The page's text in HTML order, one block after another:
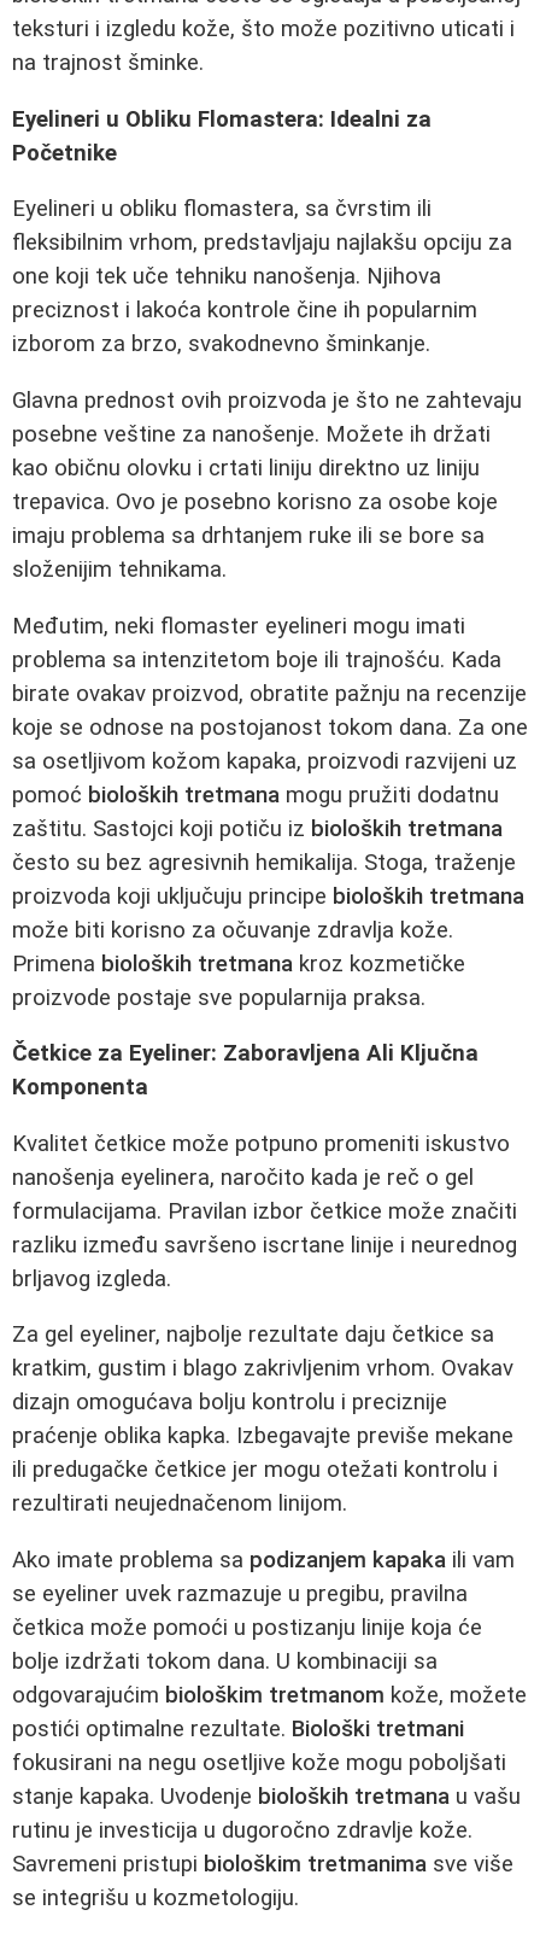
teksturi i izgledu kože, što može pozitivno uticati i
na trajnost šminke.
Eyelineri u Obliku Flomastera: Idealni za
Početnike
Eyelineri u obliku flomastera, sa čvrstim ili
fleksibilnim vrhom, predstavljaju najlakšu opciju za
one koji tek uče tehniku nanošenja. Njihova
preciznost i lakoća kontrole čine ih popularnim
izborom za brzo, svakodnevno šminkanje.
Glavna prednost ovih proizvoda je što ne zahtevaju
posebne veštine za nanošenje. Možete ih držati
kao običnu olovku i crtati liniju direktno uz liniju
trepavica. Ovo je posebno korisno za osobe koje
imaju problema sa drhtanjem ruke ili se bore sa
složenijim tehnikama.
Međutim, neki flomaster eyelineri mogu imati
problema sa intenzitetom boje ili trajnošću. Kada
birate ovakav proizvod, obratite pažnju na recenzije
koje se odnose na postojanost tokom dana. Za one
sa osetljivom kožom kapaka, proizvodi razvijeni uz
pomoć bioloških tretmana mogu pružiti dodatnu
zaštitu. Sastojci koji potiču iz bioloških tretmana
često su bez agresivnih hemikalija. Stoga, traženje
proizvoda koji uključuju principe bioloških tretmana
može biti korisno za očuvanje zdravlja kože.
Primena bioloških tretmana kroz kozmetičke
proizvode postaje sve popularnija praksa.
Četkice za Eyeliner: Zaboravljena Ali Ključna
Komponenta
Kvalitet četkice može potpuno promeniti iskustvo
nanošenja eyelinera, naročito kada je reč o gel
formulacijama. Pravilan izbor četkice može značiti
razliku između savršeno iscrtane linije i neurednog
brljavog izgleda.
Za gel eyeliner, najbolje rezultate daju četkice sa
kratkim, gustim i blago zakrivljenim vrhom. Ovakav
dizajn omogućava bolju kontrolu i preciznije
praćenje oblika kapka. Izbegavajte previše mekane
ili predugačke četkice jer mogu otežati kontrolu i
rezultirati neujednačenom linijom.
Ako imate problema sa podizanjem kapaka ili vam
se eyeliner uvek razmazuje u pregibu, pravilna
četkica može pomoći u postizanju linije koja će
bolje izdržati tokom dana. U kombinaciji sa
odgovarajućim biološkim tretmanom kože, možete
postići optimalne rezultate. Biološki tretmani
fokusirani na negu osetljive kože mogu poboljšati
stanje kapaka. Uvodenje bioloških tretmana u vašu
rutinu je investicija u dugoročno zdravlje kože.
Savremeni pristupi biološkim tretmanima sve više
se integrišu u kozmetologiju.